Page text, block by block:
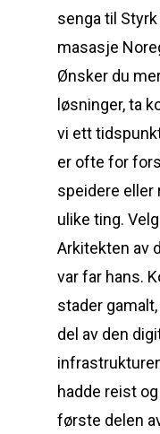
senga til
masasje
Ønsker du
løsninger, ta
vi ett
er ofte for
speidere eller
ulike ting.
Arkitekten av
var far hans.
stader
del av den
hadde reist
første delen